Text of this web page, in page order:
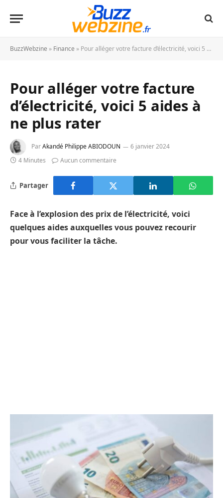
BuzzWebzine » Finance » Pour alléger votre facture d’électricité, voici 5 aides à ne plus rater
Pour alléger votre facture
d’électricité, voici 5 aides à
ne plus rater
ParAkandé Philippe ABIODOUN
6 janvier 2024
4 Minutes
Aucun commentaire
Partager
Face à l’explosion des prix de l’électricité, voici
quelques aides auxquelles vous pouvez recourir
pour vous faciliter la tâche.